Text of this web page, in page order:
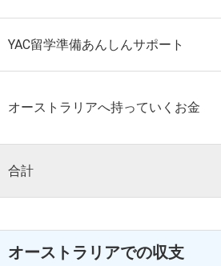
YAC留学準備あんしんサポート
オーストラリアへ持っていくお金
合計
オーストラリアでの収支